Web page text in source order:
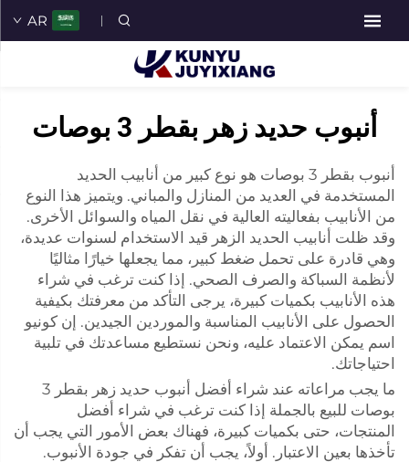
AR
أنبوب حديد زهر بقطر 3 بوصات
أنبوب بقطر 3 بوصات هو نوع كبير من أنابيب الحديد
المستخدمة في العديد من المنازل والمباني. ويتميز هذا النوع
من الأنابيب بفعاليته العالية في نقل المياه والسوائل الأخرى.
وقد ظلت أنابيب الحديد الزهر قيد الاستخدام لسنوات عديدة،
وهي قادرة على تحمل ضغط كبير، مما يجعلها خيارًا مثاليًا
لأنظمة السباكة والصرف الصحي. إذا كنت ترغب في شراء
هذه الأنابيب بكميات كبيرة، يرجى التأكد من معرفتك بكيفية
الحصول على الأنابيب المناسبة والموردين الجيدين. إن كونيو
اسم يمكن الاعتماد عليه، ونحن نستطيع مساعدتك في تلبية
احتياجاتك.
ما يجب مراعاته عند شراء أفضل أنبوب حديد زهر بقطر 3
بوصات للبيع بالجملة إذا كنت ترغب في شراء أفضل
المنتجات، حتى بكميات كبيرة، فهناك بعض الأمور التي يجب أن
تأخذها بعين الاعتبار. أولاً، يجب أن تفكر في جودة الأنبوب.